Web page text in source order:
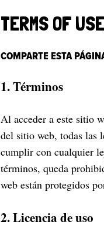
TERMS OF USE
COMPARTE ESTA
1. Términos
Al acceder a este sitio
del sitio web, todas las
cumplir con cualquier
términos, queda
web están protegidos
2. Licencia de uso